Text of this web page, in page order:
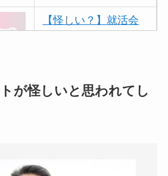
【怪しい？】就活会
アトムクリニックは
【怪しい？】帝国デ
が怪しいと思われてし